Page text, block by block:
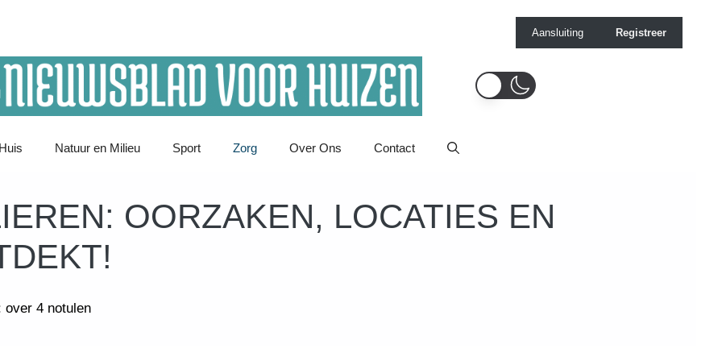
Aansluiting Registreer
Huis Natuur en Milieu Sport Zorg Over Ons Contact
OORZAKEN, LOCATIES EN
over 4 notulen